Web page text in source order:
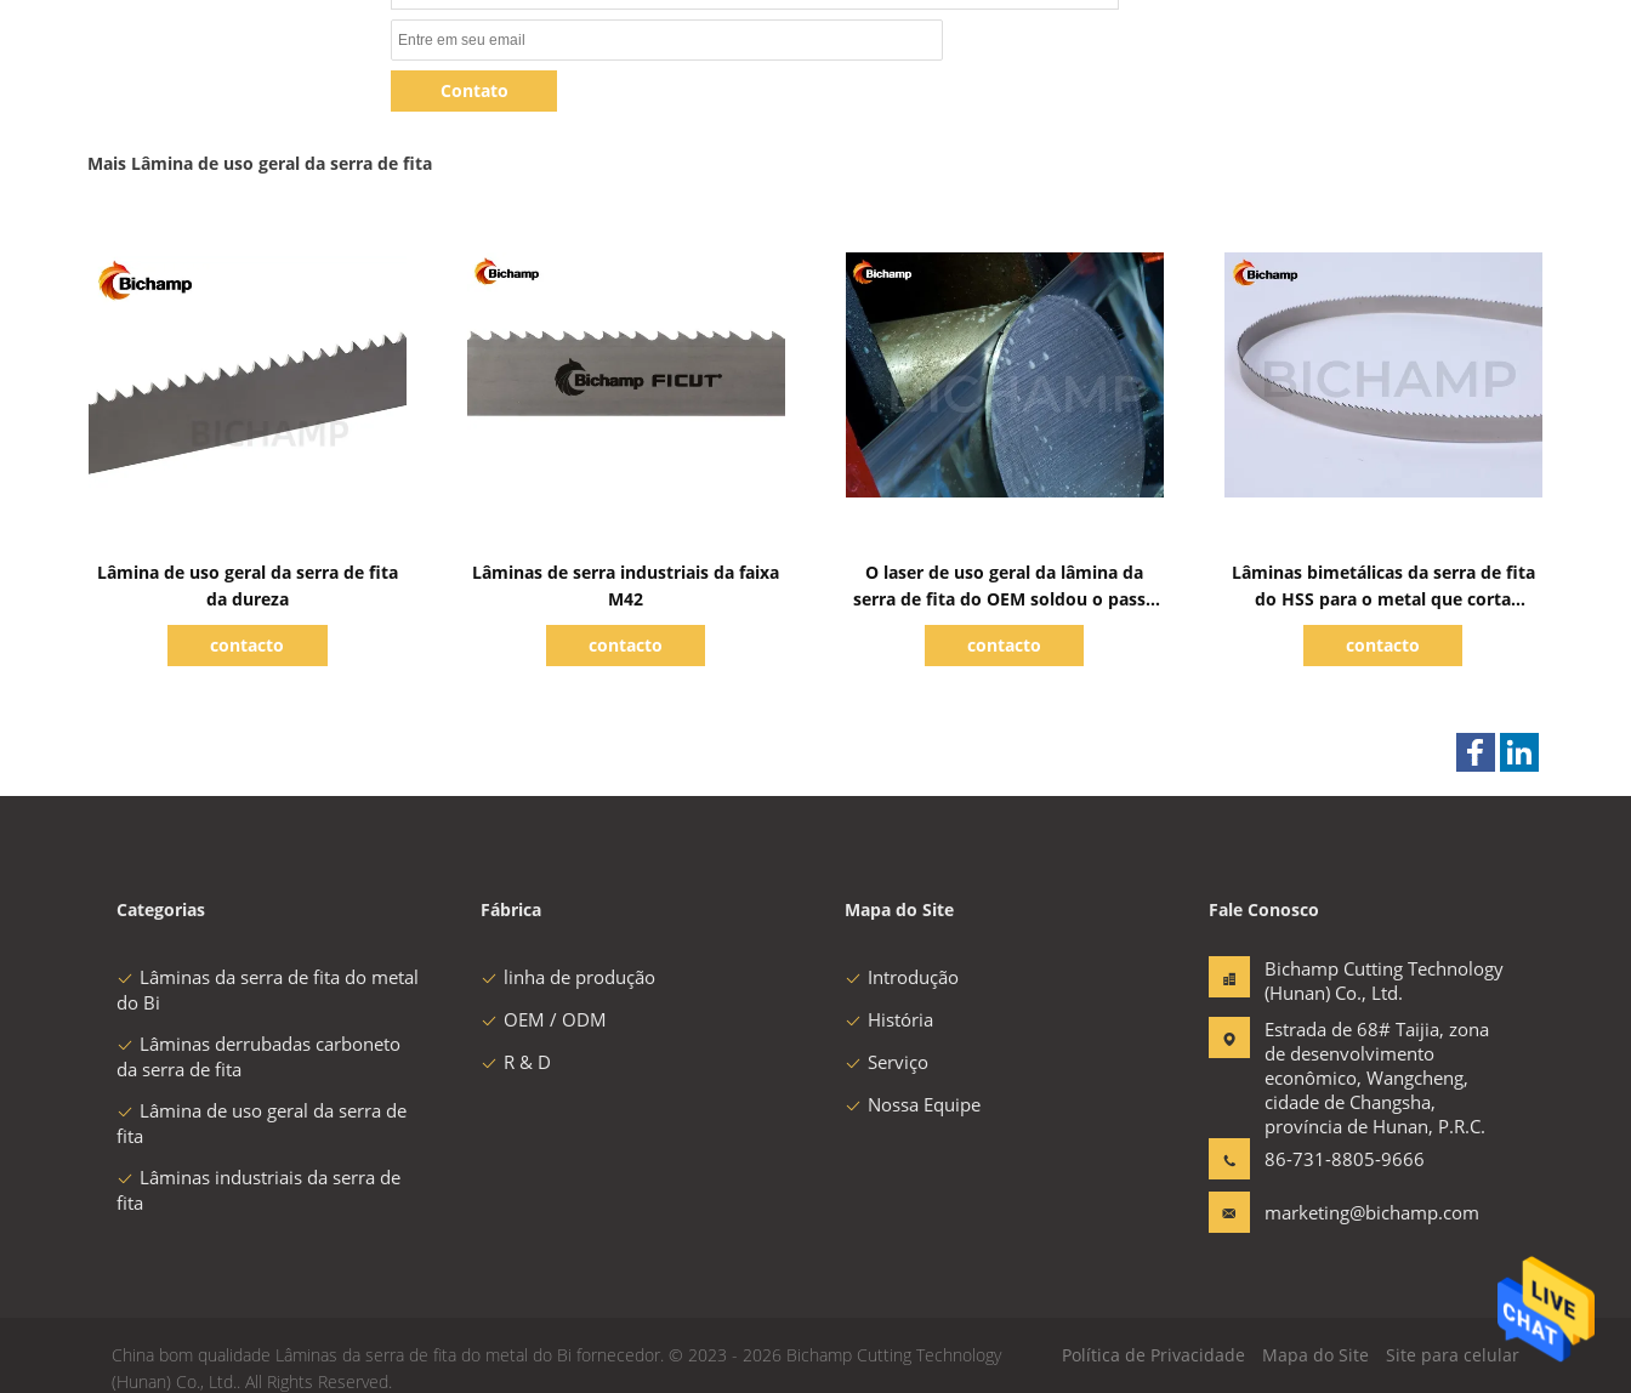
Contato
Mais Lâmina de uso geral da serra de fita
Lâmina de uso geral da serra de fita
da dureza
contacto
Lâminas de serra industriais da faixa
M42
contacto
O laser de uso geral da lâmina da
serra de fita do OEM soldou o passo
variável do dente
contacto
Lâminas bimetálicas da serra de fita
do HSS para o metal que corta
FICUT® M42 41mm
contacto
Categorias
Lâminas da serra de fita do metal
do Bi
Lâminas derrubadas carboneto
da serra de fita
Lâmina de uso geral da serra de
fita
Lâminas industriais da serra de
fita
Fábrica
linha de produção
OEM / ODM
R & D
Mapa do Site
Introdução
História
Serviço
Nossa Equipe
Fale Conosco
Bichamp Cutting Technology
(Hunan) Co., Ltd.
Estrada de 68# Taijia, zona
de desenvolvimento
econômico, Wangcheng,
cidade de Changsha,
província de Hunan, P.R.C.
86-731-8805-9666
marketing@bichamp.com
Política de Privacidade Mapa do Site Site para celular
China bom qualidade Lâminas da serra de fita do metal do Bi fornecedor. © 2023 - 2026 Bichamp Cutting Technology
(Hunan) Co., Ltd.. All Rights Reserved.